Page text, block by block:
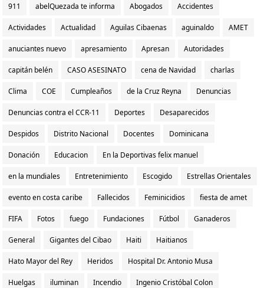
911 abelQuezada te informa Abogados Accidentes
Actividades Actualidad Aguilas Cibaenas aguinaldo AMET
anuciantes nuevo apresamiento Apresan Autoridades
capitán belén CASO ASESINATO cena de Navidad charlas
Clima COE Cumpleaños de la Cruz Reyna Denuncias
Denuncias contra el CCR-11 Deportes Desaparecidos
Despidos Distrito Nacional Docentes Dominicana
Donación Educacion En la Deportivas felix manuel
en la mundiales Entretenimiento Escogido Estrellas Orientales
evento en costa caribe Fallecidos Feminicidios fiesta de amet
FIFA Fotos fuego Fundaciones Fútbol Ganaderos
General Gigantes del Cibao Haiti Haitianos
Hato Mayor del Rey Heridos Hospital Dr. Antonio Musa
Huelgas iluminan Incendio Ingenio Cristóbal Colon